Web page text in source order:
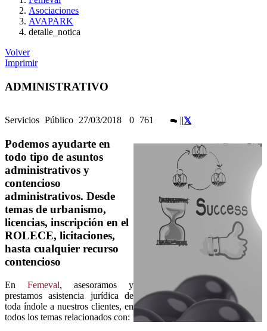
Asociaciones
AVAPARK
detalle_notica
Volver
Imprimir
ADMINISTRATIVO
Servicios Público 27/03/2018 0 761
Podemos ayudarte en
todo tipo de asuntos
administrativos y
contencioso
administrativos. Desde
temas de urbanismo,
licencias, inscripción en el
ROLECE, licitaciones,
hasta cualquier recurso
contencioso
En Femeval, asesoramos y
prestamos asistencia jurídica de
toda índole a nuestros clientes, en
todos los temas relacionados con: